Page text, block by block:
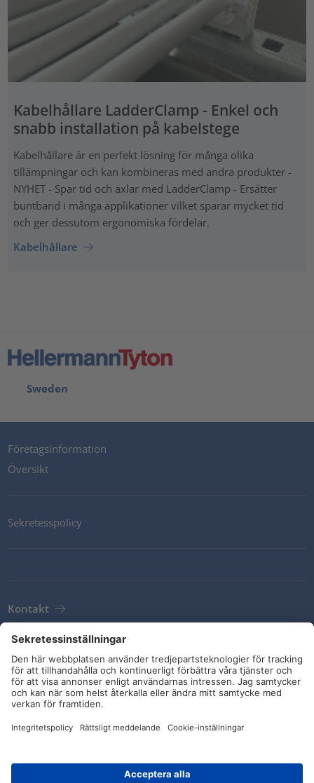
Kabelhållare LadderClamp - Enkel och
snabb installation på kabelstege
Kabelhållare är en perfekt lösning för många olika
tillämpningar och kan kombineras med andra produkter -
NYHET - Spar tid och axlar med LadderClamp - Ersätter
buntband i många applikationer vilket sparar mycket tid
och ger dessutom ergonomiska fördelar.
Kabelhållare
Sweden
Företagsinformation
Översikt
Sekretesspolicy
Kontakt
Leveransvillkor
Riktlinjer och åtaganden
Sociala medier